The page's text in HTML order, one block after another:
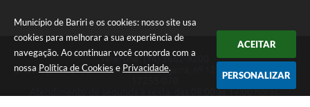
Município de Bariri e os cookies: nosso site usa
cookies para melhorar a sua experiência de
navegação. Ao continuar você concorda com a
nossa Política de Cookies e Privacidade.
ACEITAR
PERSONALIZAR
Telefone: (14) 3662-9200
Endereço: Rua Francisco Munhoz Cegarra, nº 126 - Vila Maria | CEP:
Atendimento de segunda a sexta, das 08:00 às 17:00 horas.